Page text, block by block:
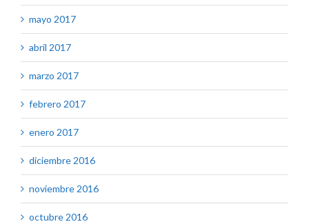
mayo 2017
abril 2017
marzo 2017
febrero 2017
enero 2017
diciembre 2016
noviembre 2016
octubre 2016